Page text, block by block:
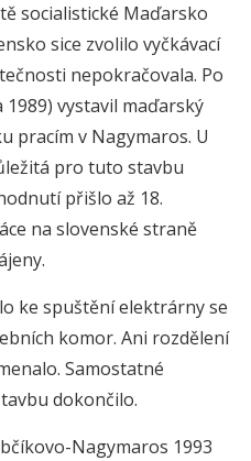
socialistické Maďarsko
sice zvolilo vyčkávací
nepokračovala. Po
vystavil maďarský
pracím v Nagymaros. U
pro tuto stavbu
přišlo až 18.
na slovenské straně
ke spuštění elektrárny se
komor. Ani rozdělení
Samostatné
dokončilo.
Nagymaros 1993